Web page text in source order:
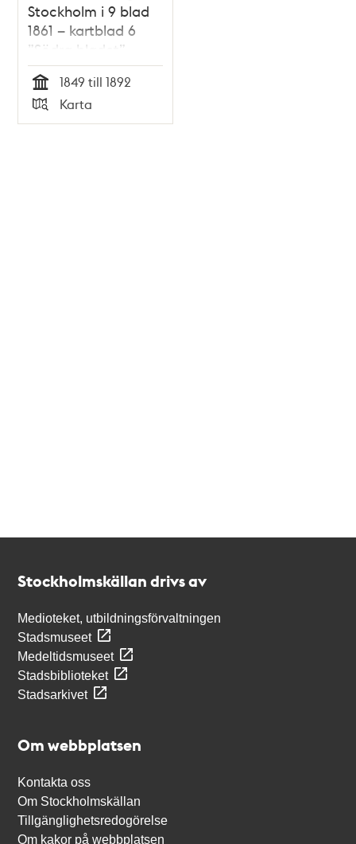
Stockholm i 9 blad
1861 – kartblad 6
”Södra bladet”,
översett 1892
Tid
1849 till 1892
Typ
Karta
Stockholmskällan drivs av
Medioteket, utbildningsförvaltningen
Stadsmuseet
Medeltidsmuseet
Stadsbiblioteket
Stadsarkivet
Om webbplatsen
Kontakta oss
Om Stockholmskällan
Tillgänglighetsredogörelse
Om kakor på webbplatsen